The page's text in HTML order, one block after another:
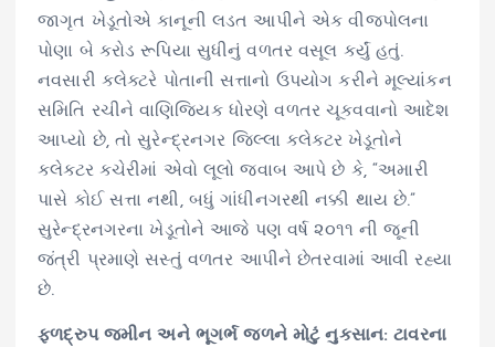
જાગૃત ખેડૂતોએ કાનૂની લડત આપીને એક વીજપોલના
પોણા બે કરોડ રૂપિયા સુધીનું વળતર વસૂલ કર્યું હતું.
નવસારી કલેક્ટરે પોતાની સત્તાનો ઉપયોગ કરીને મૂલ્યાંકન
સમિતિ રચીને વાણિજ્યિક ધોરણે વળતર ચૂકવવાનો આદેશ
આપ્યો છે, તો સુરેન્દ્રનગર જિલ્લા કલેક્ટર ખેડૂતોને
કલેક્ટર કચેરીમાં એવો લૂલો જવાબ આપે છે કે, “અમારી
પાસે કોઈ સત્તા નથી, બધું ગાંધીનગરથી નક્કી થાય છે.”
સુરેન્દ્રનગરના ખેડૂતોને આજે પણ વર્ષ ૨૦૧૧ ની જૂની
જંત્રી પ્રમાણે સસ્તું વળતર આપીને છેતરવામાં આવી રહ્યા
છે.
ફળદ્રુપ જમીન અને ભૂગર્ભ જળને મોટું નુકસાન: ટાવરના